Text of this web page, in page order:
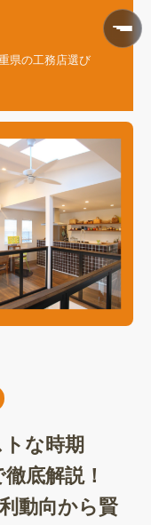
県の工務店選び
な時期
底解説！
動向から賢